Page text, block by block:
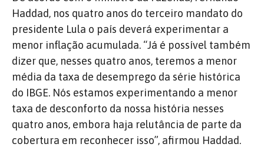
Haddad, nos quatro anos do terceiro mandato do
presidente Lula o país deverá experimentar a
menor inflação acumulada. “Já é possível também
dizer que, nesses quatro anos, teremos a menor
média da taxa de desemprego da série histórica
do IBGE. Nós estamos experimentando a menor
taxa de desconforto da nossa história nesses
quatro anos, embora haja relutância de parte da
cobertura em reconhecer isso”, afirmou Haddad.